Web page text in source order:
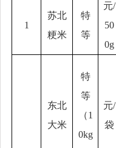
1
苏北
粳米
特
等
元/
50
0g
东北
大米
特
等
（1
0kg
元/
袋